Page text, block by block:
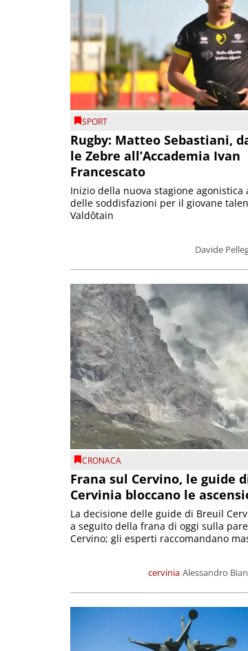
SPORT
Rugby: Matteo Sebastiani,
le Zebre all’Accademia Ivan
Francescato
Davide
Inizio della nuova stagione agonistica
delle soddisfazioni per il giovane
Valdôtain
CRONACA
Frana sul Cervino, le guide
Cervinia bloccano le
cervinia Alessandro
La decisione delle guide di Breuil
a seguito della frana di oggi sulla
Cervino; gli esperti raccomandano